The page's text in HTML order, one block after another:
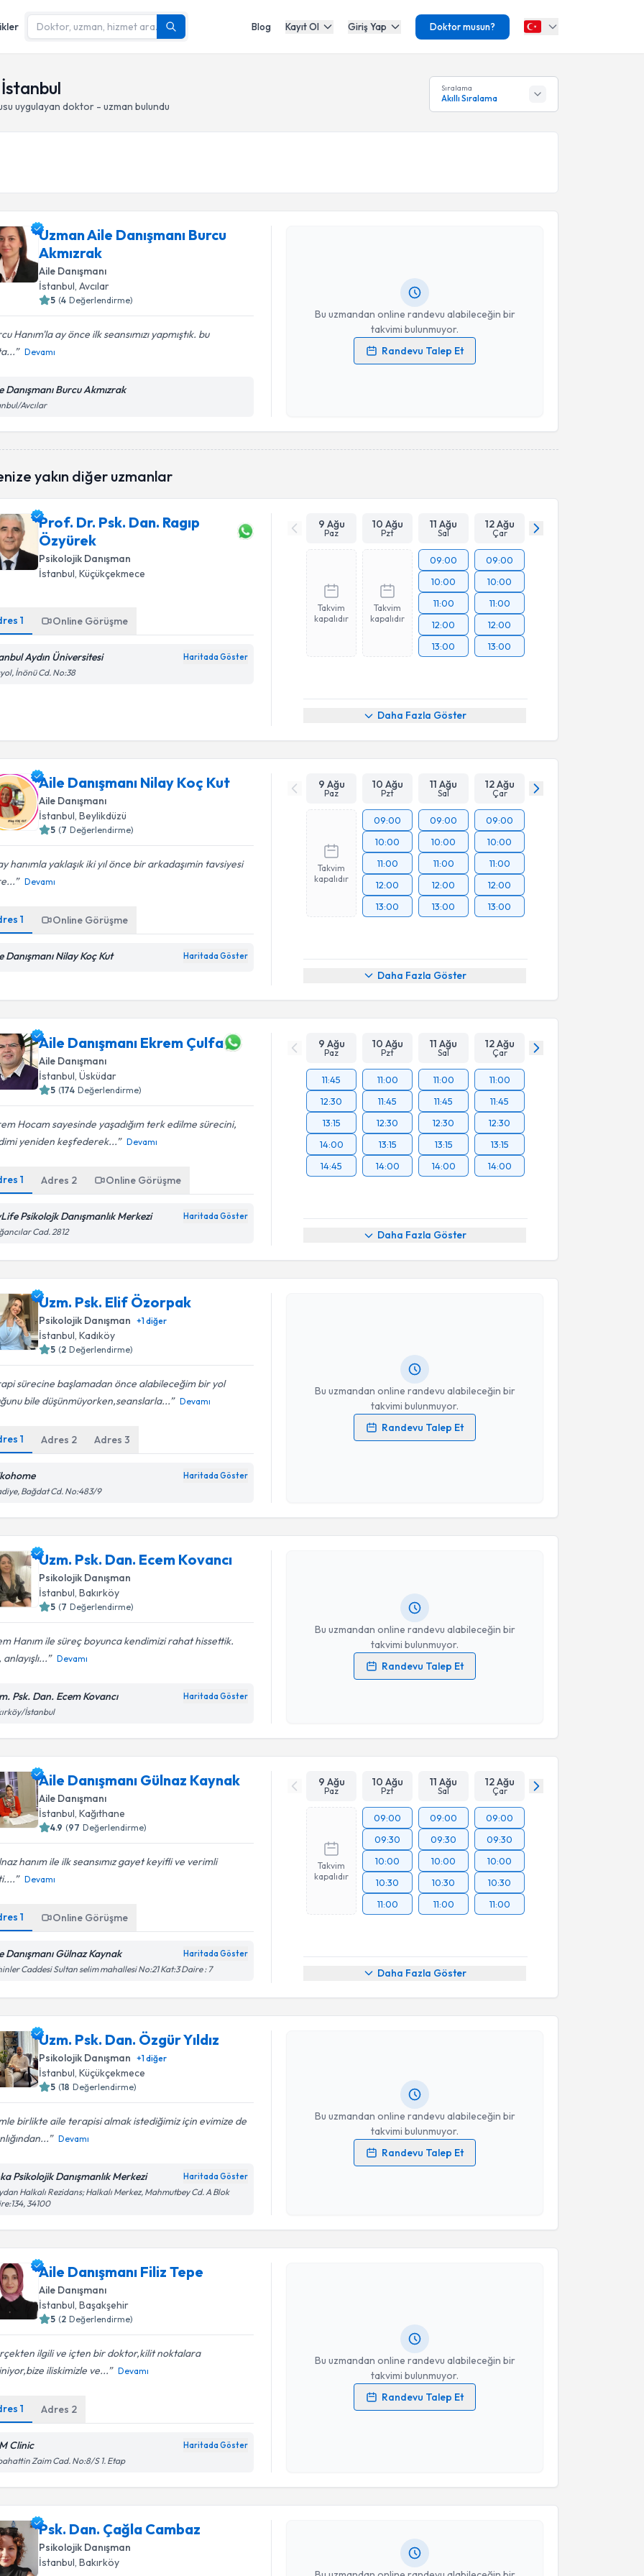
Blog Kayıt Ol Giriş Yap Doktor musun?
uygulayan doktor - uzman bulundu
Sıralama
Akıllı Sıralama
Uzman Aile Danışmanı Burcu
Akmızrak
Aile Danışmanı
İstanbul, Avcılar
5 (4 Değerlendirme)
Hanım'la ay önce ilk seansımızı yapmıştık. bu
Devamı
Danışmanı Burcu Akmızrak
Avcılar
Bu uzmandan online randevu alabileceğin bir
takvimi bulunmuyor.
Randevu Talep Et
Randevu Takvimi Talebi
Kişisel verilerimin işlenmesine ilişkinAydınlatma Metni
yakın diğer uzmanlar
Prof. Dr. Psk. Dan. Ragıp
Özyürek
Psikolojik Danışman
İstanbul, Küçükçekmece
1 Online Görüşme
Aydın Üniversitesi Haritada Göster
İnönü Cd. No:38
9 Ağu
Paz
10 Ağu
Pzt
11 Ağu
Sal
12 Ağu
Çar
Takvim
kapalıdır
Takvim
kapalıdır
09:00
10:00
11:00
12:00
13:00
09:00
10:00
11:00
12:00
13:00
Daha Fazla Göster
Aile Danışmanı Nilay Koç Kut
Aile Danışmanı
İstanbul , Beylikdüzü
5 (7 Değerlendirme)
hanımla yaklaşık iki yıl önce bir arkadaşımin tavsiyesi
Devamı
1 Online Görüşme
Danışmanı Nilay Koç Kut Haritada Göster
9 Ağu
Paz
10 Ağu
Pzt
11 Ağu
Sal
12 Ağu
Çar
Takvim
kapalıdır
09:00
10:00
11:00
12:00
13:00
09:00
10:00
11:00
12:00
13:00
09:00
10:00
11:00
12:00
13:00
Daha Fazla Göster
Aile Danışmanı Ekrem Çulfa
Aile Danışmanı
İstanbul, Üsküdar
5 (174 Değerlendirme)
Hocam sayesinde yaşadığım terk edilme sürecini,
yeniden keşfederek...
Devamı
1 Adres 2 Online Görüşme
Psikolojk Danışmanlık Merkezi Haritada Göster
Cad. 2812
9 Ağu
Paz
10 Ağu
Pzt
11 Ağu
Sal
12 Ağu
Çar
11:45
12:30
13:15
14:00
14:45
11:00
11:45
12:30
13:15
14:00
11:00
11:45
12:30
13:15
14:00
11:00
11:45
12:30
13:15
14:00
Daha Fazla Göster
Uzm. Psk. Elif Özorpak
Psikolojik Danışman +1diğer
İstanbul , Kadıköy
5 (2 Değerlendirme)
sürecine başlamadan önce alabileceğim bir yol
bile düşünmüyorken,seanslarla...
Devamı
1 Adres 2 Adres3
Haritada Göster
Bağdat Cd. No:483/9
Bu uzmandan online randevu alabileceğin bir
takvimi bulunmuyor.
Randevu Talep Et
Kişisel verilerimin işlenmesine ilişkinAydınlatma Metni
Takvim Talebini Gönder
Uzm. Psk. Dan. Ecem Kovancı
Psikolojik Danışman
İstanbul , Bakırköy
5 (7 Değerlendirme)
Hanım ile süreç boyunca kendimizi rahat hissettik.
Devamı
Psk. Dan. Ecem Kovancı Haritada Göster
İstanbul
Bu uzmandan online randevu alabileceğin bir
takvimi bulunmuyor.
Randevu Talep Et
Randevu Takvimi Talebi
Uzm. Psk. Dan. Ecem Kovancı
Kişisel verilerimin işlenmesine ilişkinAydınlatma Metni
Takvim Talebini Gönder
Aile Danışmanı Gülnaz Kaynak
Aile Danışmanı
İstanbul , Kağıthane
4.9 (97 Değerlendirme)
hanım ile ilk seansımız gayet keyifli ve verimli
Devamı
1 Online Görüşme
Danışmanı Gülnaz Kaynak Haritada Göster
Caddesi Sultan selim mahallesi No:21 Kat:3 Daire : 7
9 Ağu
Paz
10 Ağu
Pzt
11 Ağu
Sal
12 Ağu
Çar
Takvim
kapalıdır
09:00
09:30
10:00
10:30
11:00
09:00
09:30
10:00
10:30
11:00
09:00
09:30
10:00
10:30
11:00
Daha Fazla Göster
Uzm. Psk. Dan. Özgür Yıldız
Psikolojik Danışman +1diğer
İstanbul, Küçükçekmece
5 (18 Değerlendirme)
birlikte aile terapisi almak istediğimiz için evimize de
Devamı
Psikolojik Danışmanlık Merkezi Haritada Göster
Halkalı Rezidans; Halkalı Merkez, Mahmutbey Cd. A Blok
34100
Bu uzmandan online randevu alabileceğin bir
takvimi bulunmuyor.
Randevu Talep Et
Kişisel verilerimin işlenmesine ilişkinAydınlatma Metni
Aile Danışmanı Filiz Tepe
Aile Danışmanı
İstanbul, Başakşehir
5 (2 Değerlendirme)
ilgili ve içten bir doktor,kilit noktalara
iliskimizle ve...
Devamı
1 Adres 2
Clinic Haritada Göster
Zaim Cad. No:8/S 1. Etap
Bu uzmandan online randevu alabileceğin bir
takvimi bulunmuyor.
Randevu Talep Et
Kişisel verilerimin işlenmesine ilişkinAydınlatma Metni
Takvim Talebini Gönder
Psk. Dan. Çağla Cambaz
Psikolojik Danışman
İstanbul, Bakırköy